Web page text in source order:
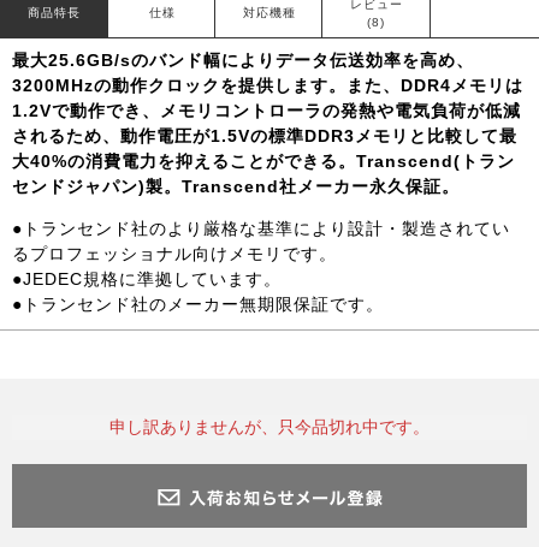
商品特長 仕様 対応機種
レビュー
(8)
最大25.6GB/sのバンド幅によりデータ伝送効率を高め、
3200MHzの動作クロックを提供します。また、DDR4メモリは
1.2Vで動作でき、メモリコントローラの発熱や電気負荷が低減
されるため、動作電圧が1.5Vの標準DDR3メモリと比較して最
大40%の消費電力を抑えることができる。Transcend(トラン
センドジャパン)製。Transcend社メーカー永久保証。
●トランセンド社のより厳格な基準により設計・製造されてい
るプロフェッショナル向けメモリです。
●JEDEC規格に準拠しています。
●トランセンド社のメーカー無期限保証です。
申し訳ありませんが、只今品切れ中です。